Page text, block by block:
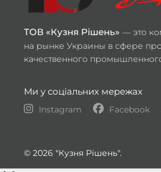
ТОВ «Кузня Рішень» — это
на рынке Украины в сфере
качественного
Ми у соціальних мережах
Instagram Facebook
© 2026 "Кузня Рішень".